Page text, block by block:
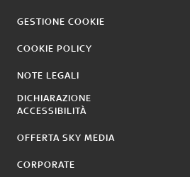
GESTIONE COOKIE
COOKIE POLICY
NOTE LEGALI
DICHIARAZIONE
ACCESSIBILITÀ
OFFERTA SKY MEDIA
CORPORATE